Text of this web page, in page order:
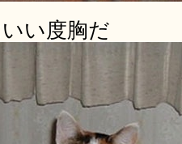
い度胸だ